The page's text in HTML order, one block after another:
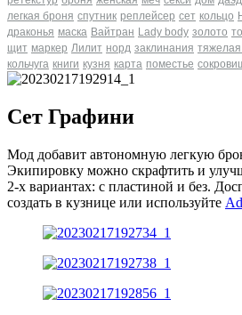
легкая броня спутник реплейсер сет кольцо
драконья маска Вайтран Lady body золото
щит маркер Лилит норд заклинания
кольчуга книги кузня карта поместье
Сет Графини
Мод добавит автономную легкую
Экипировку можно скрафтить и
2-х вариантах: с пластиной и без.
создать в кузнице или используйте